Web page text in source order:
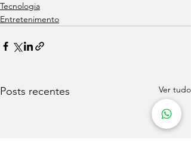
Tecnologia
Entretenimento
Posts recentes Ver tudo